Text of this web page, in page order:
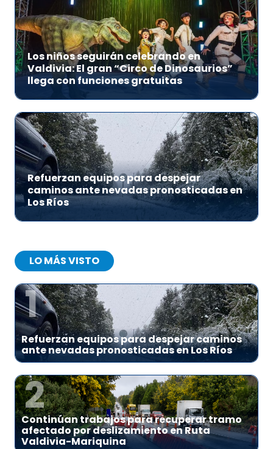
Los niños seguirán celebrando en
Valdivia: El gran “Circo de Dinosaurios”
llega con funciones gratuitas
Refuerzan equipos para despejar
caminos ante nevadas pronosticadas en
Los Ríos
LO MÁS VISTO
1
Refuerzan equipos para despejar caminos
ante nevadas pronosticadas en Los Ríos
2
Continúan trabajos para recuperar tramo
afectado por deslizamiento en Ruta
Valdivia-Mariquina